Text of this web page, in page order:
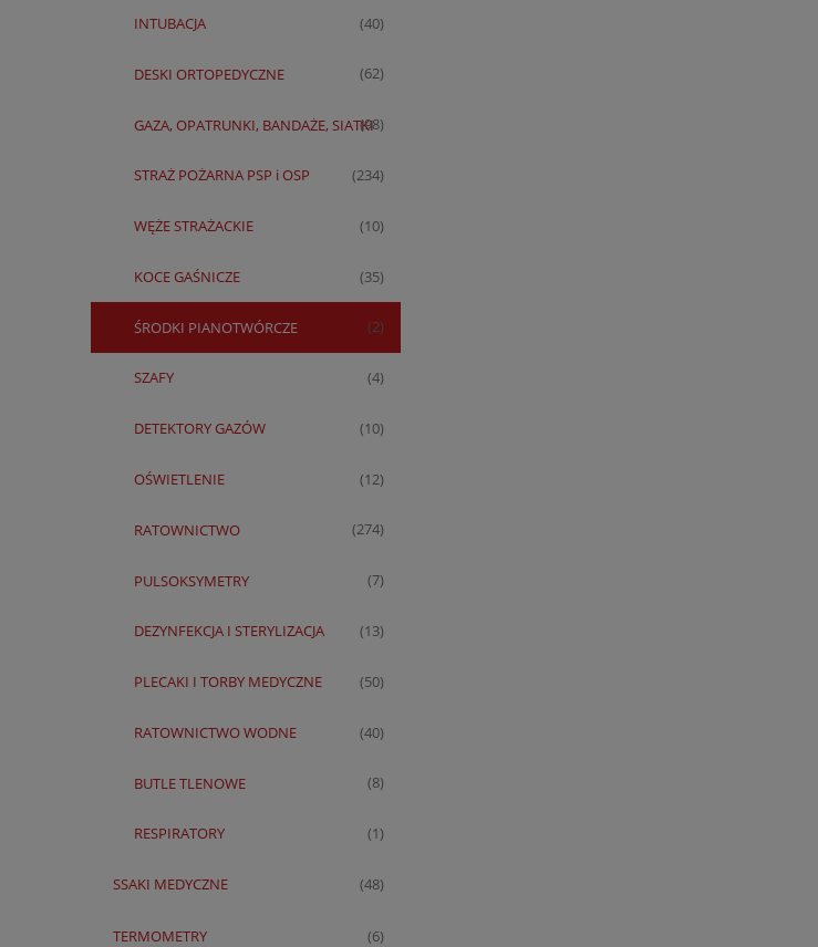
INTUBACJA (40)
DESKI ORTOPEDYCZNE (62)
GAZA, OPATRUNKI, BANDAŻE, SIATKI
(98)
STRAŻ POŻARNA PSP i OSP (234)
WĘŻE STRAŻACKIE (10)
KOCE GAŚNICZE (35)
ŚRODKI PIANOTWÓRCZE (2)
SZAFY (4)
DETEKTORY GAZÓW (10)
OŚWIETLENIE (12)
RATOWNICTWO (274)
PULSOKSYMETRY (7)
DEZYNFEKCJA I STERYLIZACJA (13)
PLECAKI I TORBY MEDYCZNE (50)
RATOWNICTWO WODNE (40)
BUTLE TLENOWE (8)
RESPIRATORY (1)
SSAKI MEDYCZNE (48)
TERMOMETRY (6)